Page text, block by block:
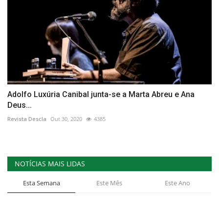
Adolfo Luxúria Canibal junta-se a Marta Abreu e Ana
Deus...
Revista Descla Out 30, 2020 4385
NOTÍCIAS MAIS LIDAS
Esta Semana Este Mês Este Ano